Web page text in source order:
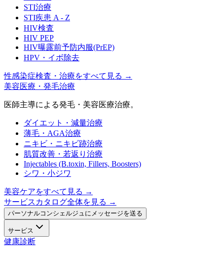
STI治療
STI疾患 A - Z
HIV検査
HIV PEP
HIV曝露前予防内服(PrEP)
HPV・イボ除去
性感染症検査・治療をすべて見る →
美容医療・発毛治療
医師主導による発毛・美容医療治療。
ダイエット・減量治療
薄毛・AGA治療
ニキビ・ニキビ跡治療
肌質改善・若返り治療
Injectables (B.toxin, Fillers, Boosters)
シワ・小ジワ
美容ケアをすべて見る →
サービスカタログ全体を見る →
パーソナルコンシェルジュにメッセージを送る
サービス
健康診断